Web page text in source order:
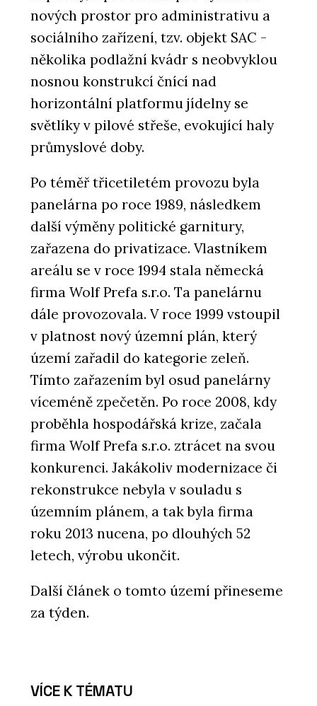
nových prostor pro administrativu a
sociálního zařízení, tzv. objekt SAC -
několika podlažní kvádr s neobvyklou
nosnou konstrukcí čnící nad
horizontální platformu jídelny se
světlíky v pilové střeše, evokující haly
průmyslové doby.
Po téměř třicetiletém provozu byla
panelárna po roce 1989, následkem
další výměny politické garnitury,
zařazena do privatizace. Vlastníkem
areálu se v roce 1994 stala německá
firma Wolf Prefa s.r.o. Ta panelárnu
dále provozovala. V roce 1999 vstoupil
v platnost nový územní plán, který
území zařadil do kategorie zeleň.
Tímto zařazením byl osud panelárny
víceméně zpečetěn. Po roce 2008, kdy
proběhla hospodářská krize, začala
firma Wolf Prefa s.r.o. ztrácet na svou
konkurenci. Jakákoliv modernizace či
rekonstrukce nebyla v souladu s
územním plánem, a tak byla firma
roku 2013 nucena, po dlouhých 52
letech, výrobu ukončit.
Další článek o tomto území přineseme
za týden.
VÍCE K TÉMATU